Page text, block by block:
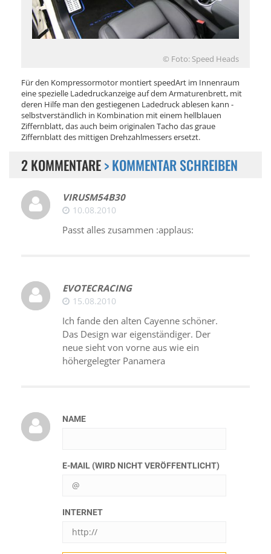
© Foto: Speed Heads
Für den Kompressormotor montiert speedArt im Innenraum
eine spezielle Ladedruckanzeige auf dem Armaturenbrett, mit
deren Hilfe man den gestiegenen Ladedruck ablesen kann -
selbstverständlich in Kombination mit einem hellblauen
Ziffernblatt, das auch beim originalen Tacho das graue
Ziffernblatt des mittigen Drehzahlmessers ersetzt.
2 KOMMENTARE> KOMMENTAR SCHREIBEN
VIRUSM54B30
10.08.2010
Passt alles zusammen :applaus:
EVOTECRACING
15.08.2010
Ich fande den alten Cayenne schöner.
Das Design war eigenständiger. Der
neue sieht von vorne aus wie ein
höhergelegter Panamera
NAME
E-MAIL (WIRD NICHT VERÖFFENTLICHT)
INTERNET